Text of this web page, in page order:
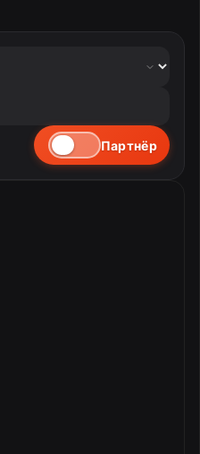
Партнёр